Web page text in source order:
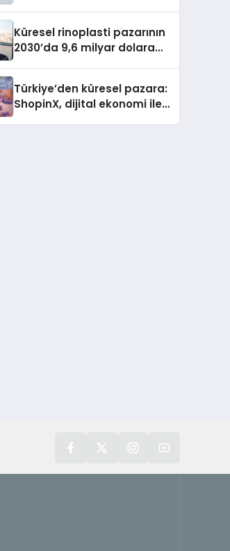
Küresel rinoplasti pazarının
2030’da 9,6 milyar dolara
Türkiye’den küresel pazara:
ShopinX, dijital ekonomi ile